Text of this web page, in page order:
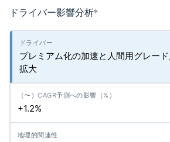
ドライバー影響分析*
プレミアム化の加速と人間用グレー
拡大
+1.2%